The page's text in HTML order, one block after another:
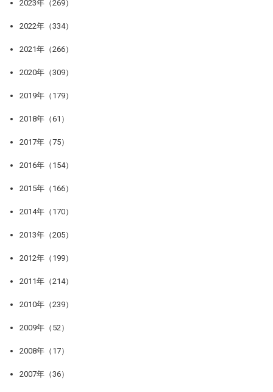
2023年（269）
2022年（334）
2021年（266）
2020年（309）
2019年（179）
2018年（61）
2017年（75）
2016年（154）
2015年（166）
2014年（170）
2013年（205）
2012年（199）
2011年（214）
2010年（239）
2009年（52）
2008年（17）
2007年（36）